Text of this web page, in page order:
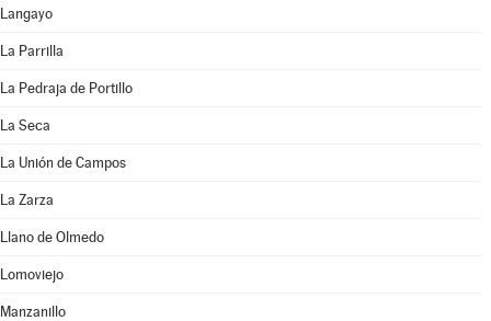
Langayo
La Parrilla
La Pedraja de Portillo
La Seca
La Unión de Campos
La Zarza
Llano de Olmedo
Lomoviejo
Manzanillo